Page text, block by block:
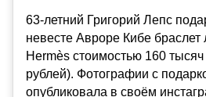
63-летний Григорий Лепс
невесте Авроре Кибе браслет
Hermès стоимостью 160
рублей). Фотографии с
опубликовала в своём